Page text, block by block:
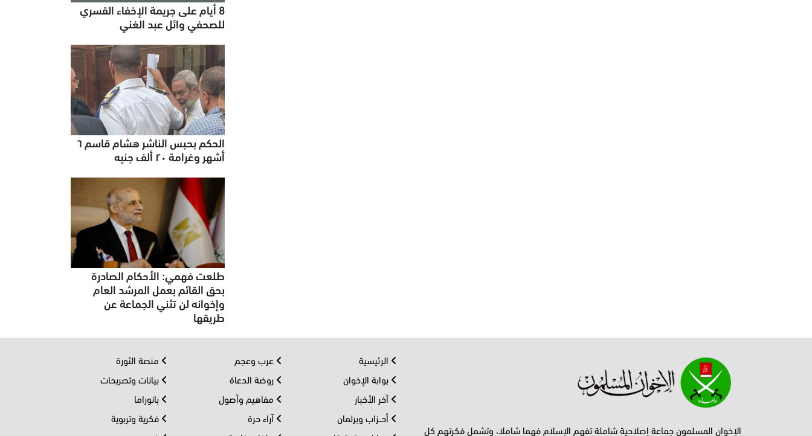
8 أيام على جريمة الإخفاء القسري
للصحفي وائل عبد الغني
الحكم بحبس الناشر هشام قاسم ٦
أشهر وغرامة ٢٠ ألف جنيه
طلعت فهمي: الأحكام الصادرة
بحق القائم بعمل المرشد العام
وإخوانه لن تثني الجماعة عن
طريقها
الإخوان المسلمون جماعة إصلاحية شاملة تفهم الإسلام فهما شاملا، وتشمل فكرتهم كل
الرئيسية
بوابة الإخوان
آخر الأخبار
أحــزاب وبرلمان
عرب وعجم
روضة الدعاة
مفاهيم وأصول
آراء حرة
منصة الثورة
بيانات وتصريحات
بانوراما
فكرية وتربوية